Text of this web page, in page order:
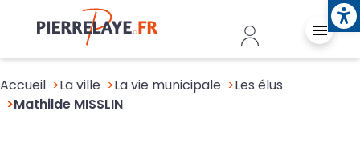
Aller au contenu principal
Header -
Accueil La ville La vie municipale
Les élus
Mathilde MISSLIN